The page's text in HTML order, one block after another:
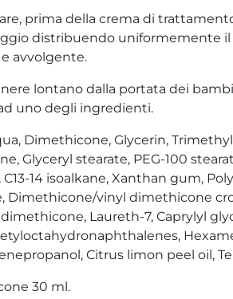
prima della crema di
distribuendo uniformemente
avvolgente.
lontano dalla portata dei
uno degli ingredienti.
Dimethicone, Glycerin,
Glyceryl stearate, PEG-100
14 isoalkane, Xanthan gum,
Dimethicone/vinyl dimethicone
dimethicone, Laureth-7, Caprylyl
Citrus limon peel oil,
30 ml.